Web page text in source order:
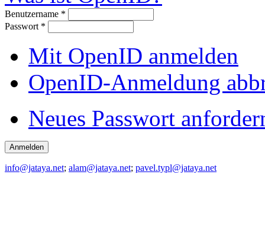
Benutzername *
Passwort *
Mit OpenID anmelden
OpenID-Anmeldung
Neues Passwort
info@jataya.net; alam@jataya.net; pavel.typl@jataya.net